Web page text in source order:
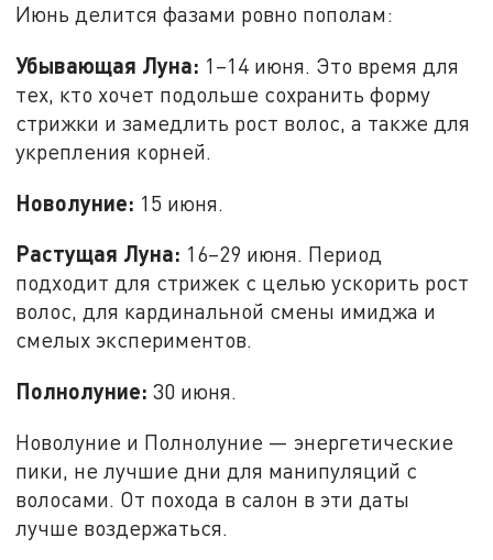
Июнь делится фазами ровно пополам:
Убывающая Луна: 1–14 июня. Это время для
тех, кто хочет подольше сохранить форму
стрижки и замедлить рост волос, а также для
укрепления корней.
Новолуние: 15 июня.
Растущая Луна: 16–29 июня. Период
подходит для стрижек с целью ускорить рост
волос, для кардинальной смены имиджа и
смелых экспериментов.
Полнолуние: 30 июня.
Новолуние и Полнолуние — энергетические
пики, не лучшие дни для манипуляций с
волосами. От похода в салон в эти даты
лучше воздержаться.